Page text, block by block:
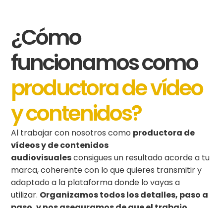
¿Cómo
funcionamos como
productora de vídeo
y contenidos?
Al trabajar con nosotros como productora de
vídeos y de contenidos
audiovisualesconsigues un resultado acorde a tu
marca, coherente con lo que quieres transmitir y
adaptado a la plataforma donde lo vayas a
utilizar. Organizamos todos los detalles, paso a